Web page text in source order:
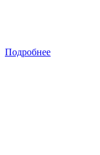
Подробнее